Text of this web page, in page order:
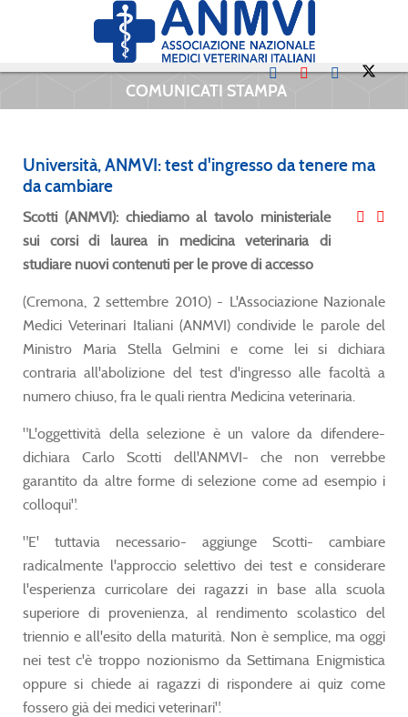
COMUNICATI STAMPA
Università, ANMVI: test d'ingresso da tenere ma
da cambiare
Scotti (ANMVI): chiediamo al tavolo ministeriale
sui corsi di laurea in medicina veterinaria di
studiare nuovi contenuti per le prove di accesso
(Cremona, 2 settembre 2010) - L'Associazione Nazionale
Medici Veterinari Italiani (ANMVI) condivide le parole del
Ministro Maria Stella Gelmini e come lei si dichiara
contraria all'abolizione del test d'ingresso alle facoltà a
numero chiuso, fra le quali rientra Medicina veterinaria.
"L'oggettività della selezione è un valore da difendere-
dichiara Carlo Scotti dell'ANMVI- che non verrebbe
garantito da altre forme di selezione come ad esempio i
colloqui".
"E' tuttavia necessario- aggiunge Scotti- cambiare
radicalmente l'approccio selettivo dei test e considerare
l'esperienza curricolare dei ragazzi in base alla scuola
superiore di provenienza, al rendimento scolastico del
triennio e all'esito della maturità. Non è semplice, ma oggi
nei test c'è troppo nozionismo da Settimana Enigmistica
oppure si chiede ai ragazzi di rispondere ai quiz come
fossero già dei medici veterinari".